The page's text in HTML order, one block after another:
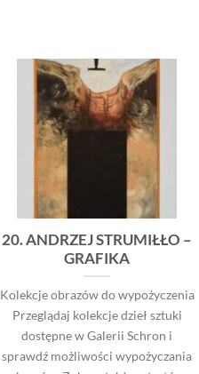
20. ANDRZEJ STRUMIŁŁO –
GRAFIKA
Kolekcje obrazów do wypożyczenia
Przeglądaj kolekcje dzieł sztuki
dostępne w Galerii Schron i
sprawdź możliwości wypożyczania